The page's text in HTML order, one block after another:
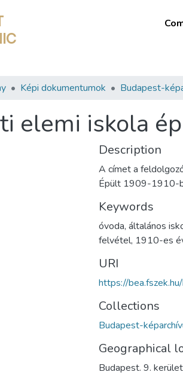
Képi dokumentumok Budapest-
elemi iskola
Description
A címet a
Épült 1909-1910-
Keywords
óvoda, általános
felvétel, 1910-es
URI
https://
Collections
Budapest-
Geographical
Budapest. 9.